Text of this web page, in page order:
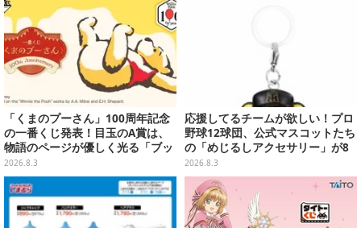
「くまのプーさん」100周年記念
の一番くじ発表！目玉のA賞は、
物語のページが優しく光る「ブッ
クシェイプドライト」
2026.8.3
応援してるチームが欲しい！プロ
野球12球団、公式マスコットたち
の「めじるしアクセサリー」が8
月第2週より再販
2026.8.3